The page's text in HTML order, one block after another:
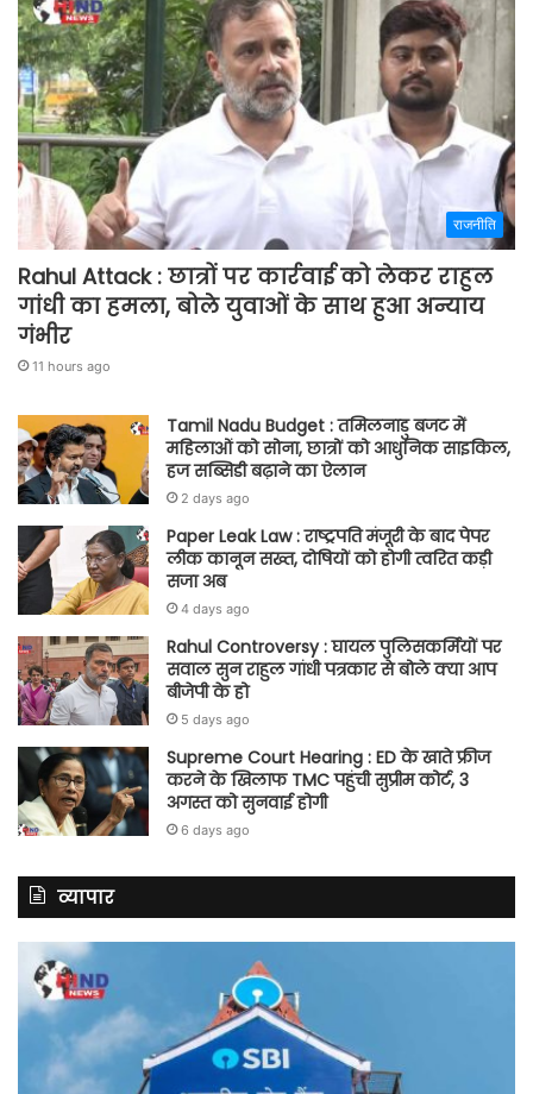
राजनीति
Rahul Attack : छात्रों पर कार्रवाई को लेकर राहुल
गांधी का हमला, बोले युवाओं के साथ हुआ अन्याय
गंभीर
11 hours ago
Tamil Nadu Budget : तमिलनाडु बजट में
महिलाओं को सोना, छात्रों को आधुनिक साइकिल,
हज सब्सिडी बढ़ाने का ऐलान
2 days ago
Paper Leak Law : राष्ट्रपति मंजूरी के बाद पेपर
लीक कानून सख्त, दोषियों को होगी त्वरित कड़ी
सजा अब
4 days ago
Rahul Controversy : घायल पुलिसकर्मियों पर
सवाल सुन राहुल गांधी पत्रकार से बोले क्या आप
बीजेपी के हो
5 days ago
Supreme Court Hearing : ED के खाते फ्रीज
करने के खिलाफ TMC पहुंची सुप्रीम कोर्ट, 3
अगस्त को सुनवाई होगी
6 days ago
व्यापार